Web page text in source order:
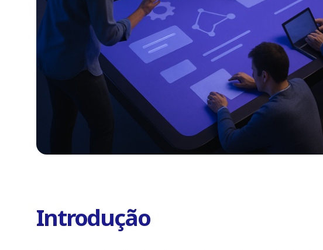
Introdução